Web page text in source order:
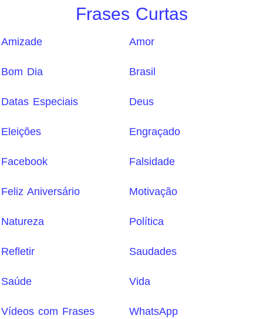
Frases Curtas
Amizade Amor
Bom Dia Brasil
Datas Especiais Deus
Eleições Engraçado
Facebook Falsidade
Feliz Aniversário Motivação
Natureza Política
Refletir Saudades
Saúde Vida
Vídeos com Frases WhatsApp